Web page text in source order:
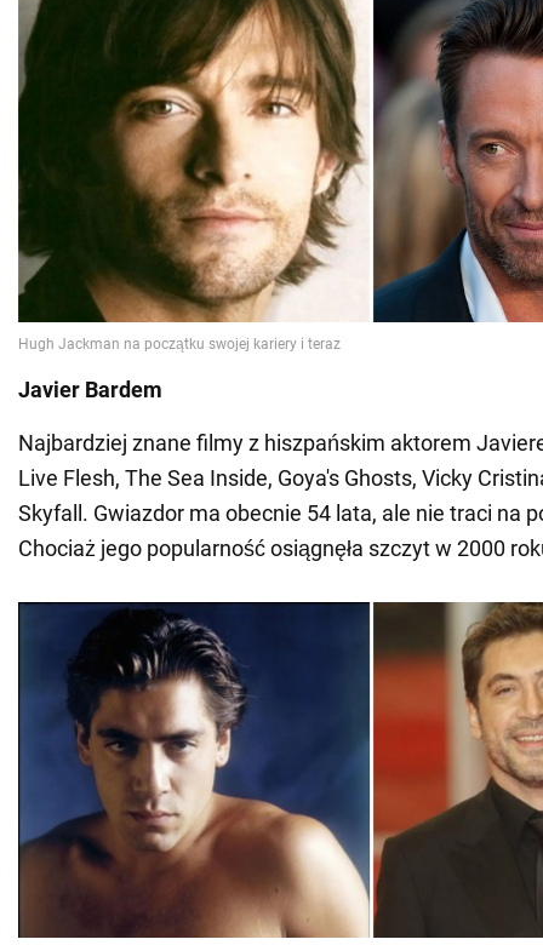
Javier Bardem
Najbardziej znane filmy z hiszpańskim aktorem
Live Flesh, The Sea Inside, Goya's Ghosts, Vicky
Skyfall. Gwiazdor ma obecnie 54 lata, ale nie traci na
Chociaż jego popularność osiągnęła szczyt w 2000